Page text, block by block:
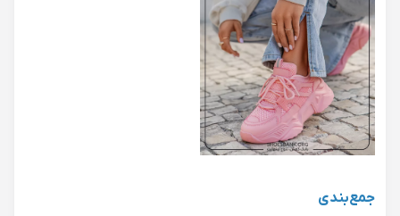
جمع‌بندی